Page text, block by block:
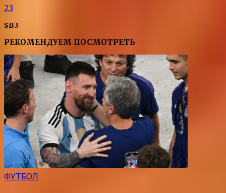
23
SB3
РЕКОМЕНДУЕМ ПОСМОТРЕТЬ
ФУТБОЛ